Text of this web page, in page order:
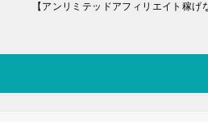
【アンリミテッドアフィリエイト稼げ